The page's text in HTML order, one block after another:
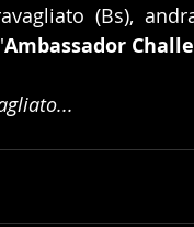
(Bs),
Ambassador